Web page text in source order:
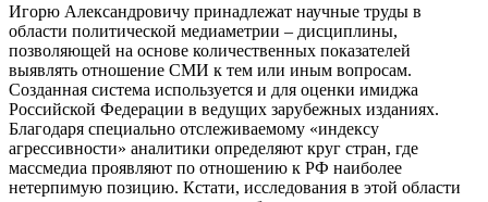
Игорю Александровичу принадлежат научные труды в
области политической медиаметрии – дисциплины,
позволяющей на основе количественных показателей
выявлять отношение СМИ к тем или иным вопросам.
Созданная система используется и для оценки имиджа
Российской Федерации в ведущих зарубежных изданиях.
Благодаря специально отслеживаемому «индексу
агрессивности» аналитики определяют круг стран, где
массмедиа проявляют по отношению к РФ наиболее
нетерпимую позицию. Кстати, исследования в этой области